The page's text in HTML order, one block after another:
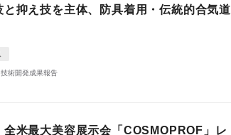
抑え技を主体、防具着用・伝統的合気道
技術開発成果報告
米最大美容展示会「COSMOPROF」レ